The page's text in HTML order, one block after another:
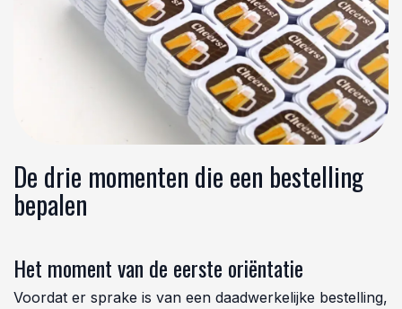
De drie momenten die een bestelling
bepalen
Het moment van de eerste oriëntatie
Voordat er sprake is van een daadwerkelijke bestelling,